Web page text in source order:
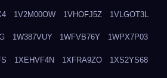
1V2M00OW 1VHOFJ5Z 1VLGOT3L
1W387VUY 1WFVB76Y 1WPX7P03
1XEHVF4N 1XFRA9ZO 1XS2YS68